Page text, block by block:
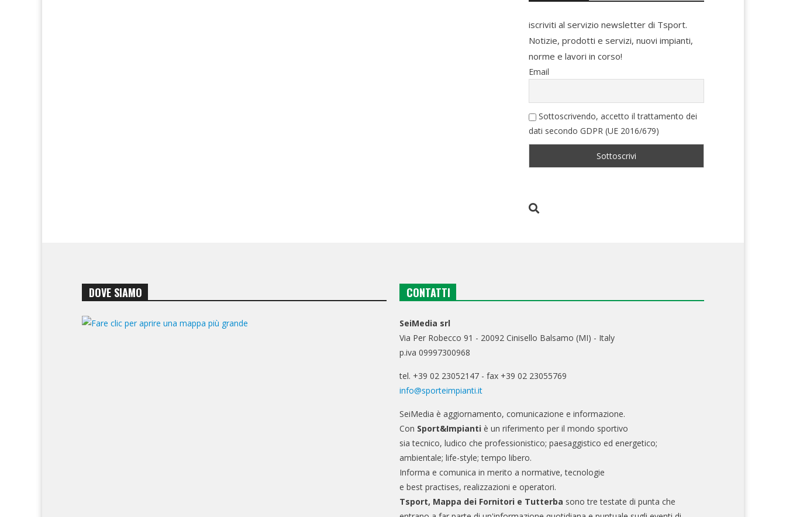
iscriviti al servizio newsletter di Tsport.
Notizie, prodotti e servizi, nuovi impianti,
norme e lavori in corso!
Email
Sottoscrivendo, accetto il trattamento dei
dati secondo GDPR (UE 2016/679)
DOVE SIAMO CONTATTI
SeiMedia srl
Via Per Robecco 91 - 20092 Cinisello Balsamo (MI) - Italy
p.iva 09997300968
tel. +39 02 23052147 - fax +39 02 23055769
info@sporteimpianti.it
SeiMedia è aggiornamento, comunicazione e informazione.
Con Sport&Impianti è un riferimento per il mondo sportivo
sia tecnico, ludico che professionistico; paesaggistico ed energetico;
ambientale; life-style; tempo libero.
Informa e comunica in merito a normative, tecnologie
e best practises, realizzazioni e operatori.
Tsport, Mappa dei Fornitori e Tutterba sono tre testate di punta che